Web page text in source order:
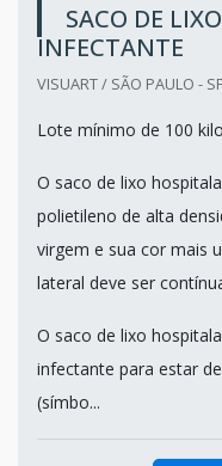
SACO DE
INFECTANTE
VISUART / SÃO PAULO -
Lote mínimo de 100
O saco de lixo
polietileno de alta
virgem e sua cor mais
lateral deve ser
O saco de lixo
infectante para estar
(símbo...